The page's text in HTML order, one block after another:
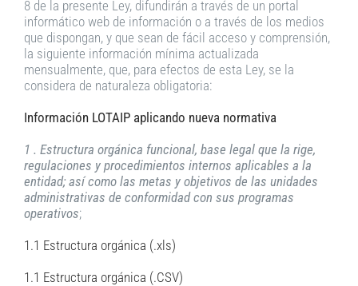
8 de la presente Ley, difundirán a través de un portal
informático web de información o a través de los medios
que dispongan, y que sean de fácil acceso y comprensión,
la siguiente información mínima actualizada
mensualmente, que, para efectos de esta Ley, se la
considera de naturaleza obligatoria:
Información LOTAIP aplicando nueva normativa
1 . Estructura orgánica funcional, base legal que la rige,
regulaciones y procedimientos internos aplicables a la
entidad; así como las metas y objetivos de las unidades
administrativas de conformidad con sus programas
operativos;
1.1 Estructura orgánica (.xls)
1.1 Estructura orgánica (.CSV)